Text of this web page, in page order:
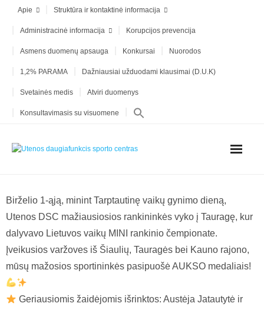
Apie Struktūra ir kontaktinė informacija
Administracinė informacija Korupcijos prevencija
Asmens duomenų apsauga Konkursai Nuorodos
1,2% PARAMA Dažniausiai užduodami klausimai (D.U.K)
Svetainės medis Atviri duomenys
Konsultavimasis su visuomene
Birželio 1-ąją, minint Tarptautinę vaikų gynimo dieną,
Utenos DSC mažiausiosios rankininkės vyko į Tauragę, kur
dalyvavo Lietuvos vaikų MINI rankinio čempionate.
Įveikusios varžoves iš Šiaulių, Tauragės bei Kauno rajono,
mūsų mažosios sportininkės pasipuošė AUKSO medaliais!
Geriausiomis žaidėjomis išrinktos: Austėja Jatautytė ir